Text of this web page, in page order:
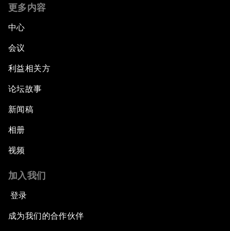
更多内容
中心
会议
利益相关方
论坛故事
新闻稿
相册
视频
加入我们
登录
成为我们的合作伙伴